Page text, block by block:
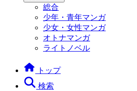
総合
少年・青年マンガ
少女・女性マンガ
オトナマンガ
ライトノベル
トップ
検索